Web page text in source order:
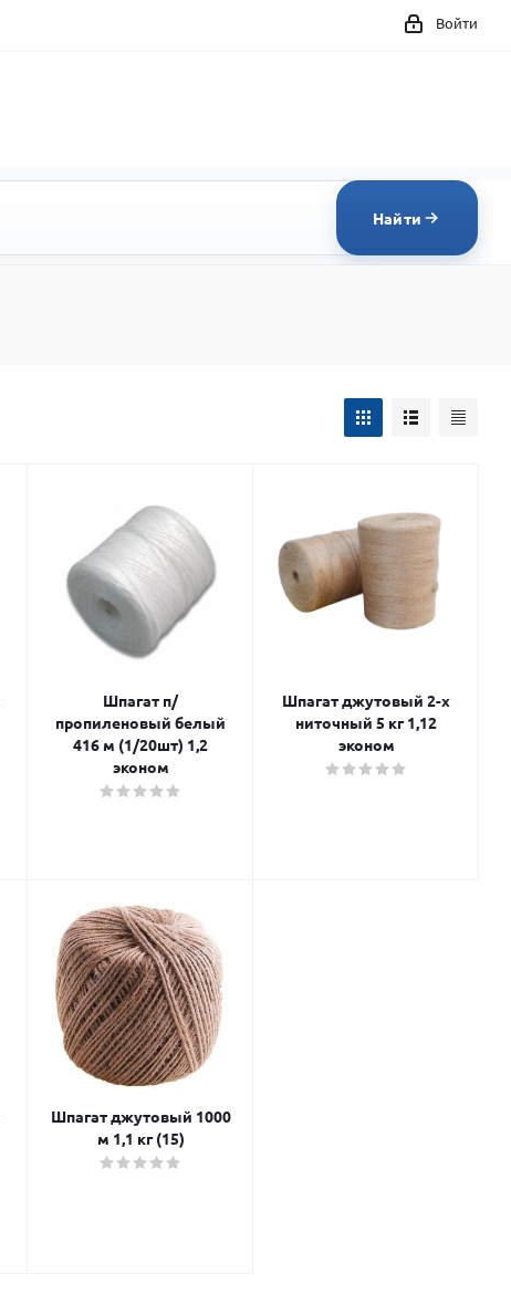
Войти
Найти
Шпагат п/
пропиленовый белый
416 м (1/20шт) 1,2
эконом
Шпагат джутовый 2-х
ниточный 5 кг 1,12
эконом
Шпагат джутовый 1000
м 1,1 кг (15)